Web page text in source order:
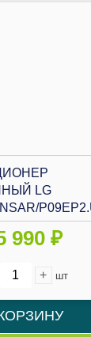
LG
990 ₽
+ шт